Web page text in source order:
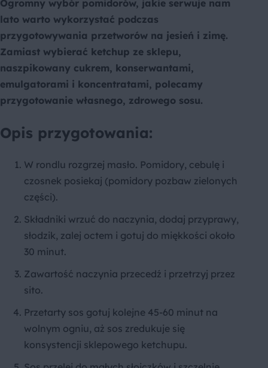
Ogromny wybór pomidorów, jakie serwuje nam
lato warto wykorzystać podczas
przygotowywania przetworów na jesień i zimę.
Zamiast wybierać ketchup ze sklepu,
naszpikowany cukrem, konserwantami,
emulgatorami i koncentratami, polecamy
przygotowanie własnego, zdrowego sosu.
Opis przygotowania:
W rondlu rozgrzej masło. Pomidory, cebulę i
czosnek posiekaj (pomidory pozbaw zielonych
części).
Składniki wrzuć do naczynia, dodaj przyprawy,
słodzik, zalej octem i gotuj do miękkości około
30 minut.
Zawartość naczynia przecedź i przetrzyj przez
sito.
Przetarty sos gotuj kolejne 45-60 minut na
wolnym ogniu, aż sos zredukuje się
konsystencji sklepowego ketchupu.